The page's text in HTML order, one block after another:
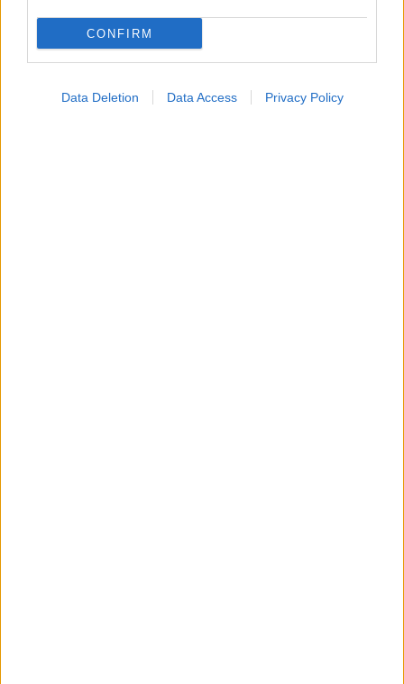
CONFIRM
Data Deletion Data Access Privacy Policy